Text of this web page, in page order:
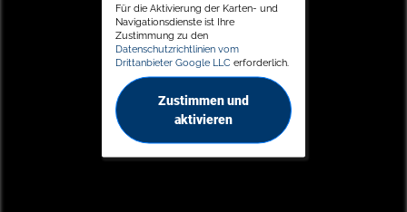
Für die Aktivierung der Karten- und
Navigationsdienste ist Ihre
Zustimmung zu den
Datenschutzrichtlinien vom
Drittanbieter Google LLC erforderlich.
Zustimmen und
aktivieren